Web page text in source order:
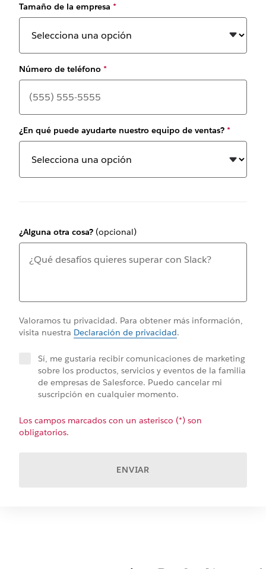
Tamaño de la empresa *
Número de teléfono *
¿En qué puede ayudarte nuestro equipo de ventas? *
¿Alguna otra cosa? (opcional)
Valoramos tu privacidad. Para obtener más información,
visita nuestra Declaración de privacidad.
Sí, me gustaría recibir comunicaciones de marketing
sobre los productos, servicios y eventos de la familia
de empresas de Salesforce. Puedo cancelar mi
suscripción en cualquier momento.
Los campos marcados con un asterisco (*) son
obligatorios.
ENVIAR